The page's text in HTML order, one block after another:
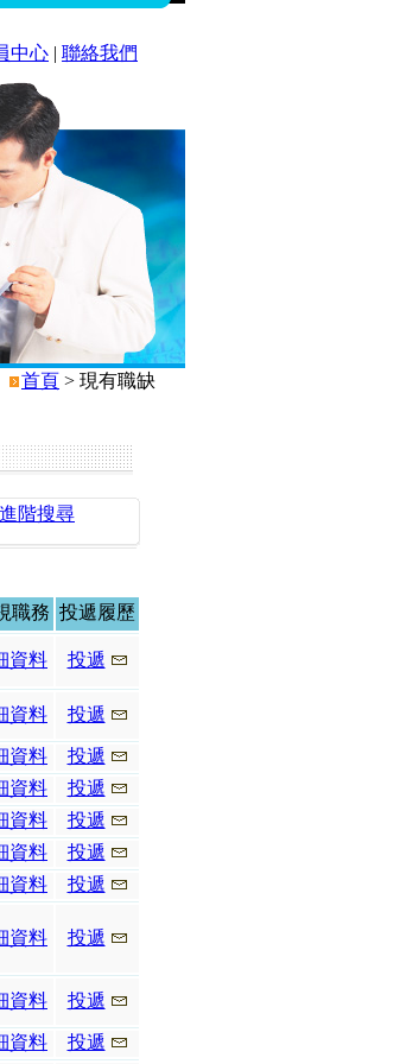
中心 | 聯絡我們
首頁 > 現有職缺
進階搜尋
職務 投遞履歷
資料 投遞
資料 投遞
資料
投遞
資料
投遞
資料
投遞
資料
投遞
資料 投遞
資料 投遞
資料 投遞
資料 投遞